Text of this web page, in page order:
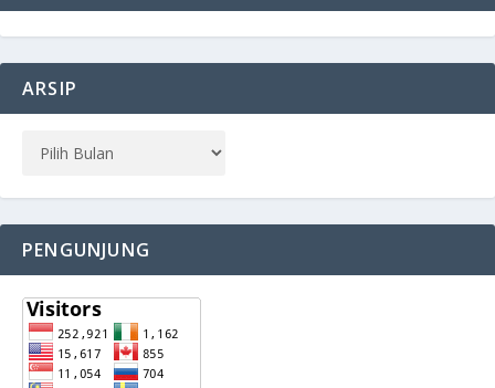
ARSIP
PENGUNJUNG